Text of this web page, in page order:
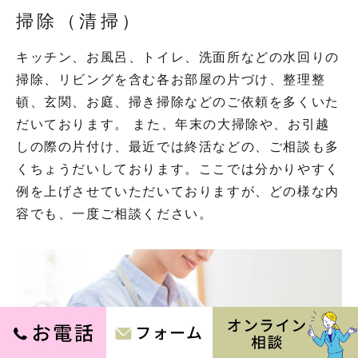
掃除（清掃）
キッチン、お風呂、トイレ、洗面所などの水回りの
掃除、リビングを含む各お部屋の片づけ、整理整
頓、玄関、お庭、掃き掃除などのご依頼を多くいた
だいております。 また、年末の大掃除や、お引越
しの際の片付け、最近では終活などの、ご相談も多
くちょうだいしております。ここでは分かりやすく
例を上げさせていただいておりますが、どの様な内
容でも、一度ご相談ください。